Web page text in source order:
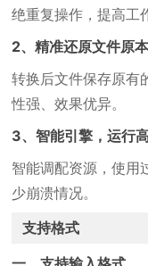
绝重复操作，提高工
2、精准还原文件原
转换后文件保存原有
性强、效果优异。
3、智能引擎，运行
智能调配资源，使用
少崩溃情况。
支持格式